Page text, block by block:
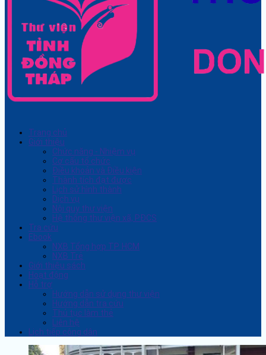
Trang chủ
Giới thiệu
Chức năng - Nhiệm vụ
Cơ cấu tổ chức
Điều khoản và Điều kiện
Thành tích đạt được
Lịch sử hình thành
Dịch vụ
Nội quy thư viện
Hệ thống thư viện xã, PĐCS
Tra cứu
Ebook
NXB Tổng hợp TP. HCM
NXB Trẻ
Giới thiệu sách
Hoạt động
Hỗ trợ
Hướng dẫn sử dụng thư viện
Hướng dẫn tra cứu
Thủ tục làm thẻ
Liên hệ
Lịch tiếp công dân